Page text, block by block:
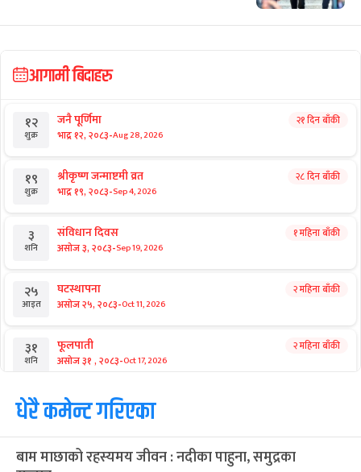
आगामी बिदाहरु
१२
शुक्र
जनै पूर्णिमा
भाद्र १२, २०८३-Aug 28, 2026
२१ दिन बाँकी
१९
शुक्र
श्रीकृष्ण जन्माष्टमी व्रत
भाद्र १९, २०८३-Sep 4, 2026
२८ दिन बाँकी
३
शनि
संविधान दिवस
असोज ३, २०८३-Sep 19, 2026
१ महिना बाँकी
२५
आइत
घटस्थापना
असोज २५, २०८३-Oct 11, 2026
२ महिना बाँकी
३१
शनि
फूलपाती
असोज ३१ , २०८३-Oct 17, 2026
२ महिना बाँकी
१
आइत
कार्तिक सङ्क्रान्ति
कार्तिक १, २०८३-Oct 18, 2026
३ महानवमी २ महिना बाँकी
धेरै कमेन्ट गरिएका
बाम माछाको रहस्यमय जीवन : नदीका पाहुना, समुद्रका